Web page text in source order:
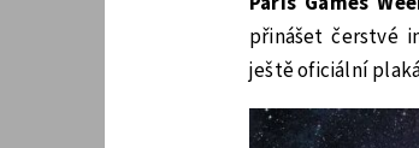
přinášet čerstvé
ještě oficiální